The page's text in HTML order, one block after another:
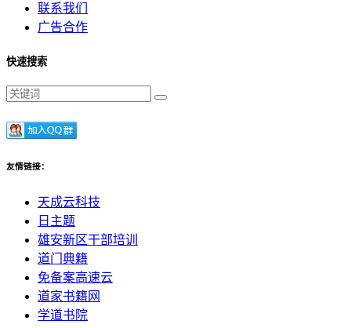
联系我们
广告合作
快速搜索
友情链接：
天成云科技
日主题
雄安新区干部培训
道门典籍
免备案高速云
道家书籍网
学道书院